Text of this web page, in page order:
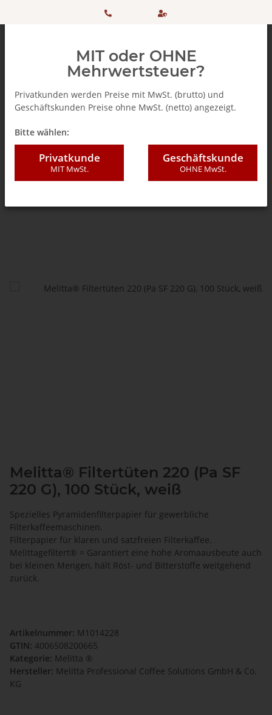
+ 49
506 98
einkaufen
SSL
Melitta® Filtertüten 220 (Pa SF
220 G), 100 Stück, weiß
Spezielles Pyramidenfilterpapier für gewerbliche
Filterkaffeemaschinen.
Filterpapier für klaren und satzfreien Filterkaffee.
Melittagefiltert® = Garantiert eine hohe Aromaausbeute auch
bei kleinen Mengen, hält Röst- und Bitterstoffe weitgehend
zurück.
Artikelnummer: M1014228
GTIN: 4006508200665
Kategorie: Melitta ®
Hersteller: Melitta Professional Coffee Solutions GmbH & Co.
KG
MIT oder OHNE
Mehrwertsteuer?
Privatkunden werden Preise mit MwSt. (brutto) und
Geschäftskunden Preise ohne MwSt. (netto) angezeigt.
Bitte wählen:
Privatkunde
MIT MwSt.
Geschäftskunde
OHNE MwSt.